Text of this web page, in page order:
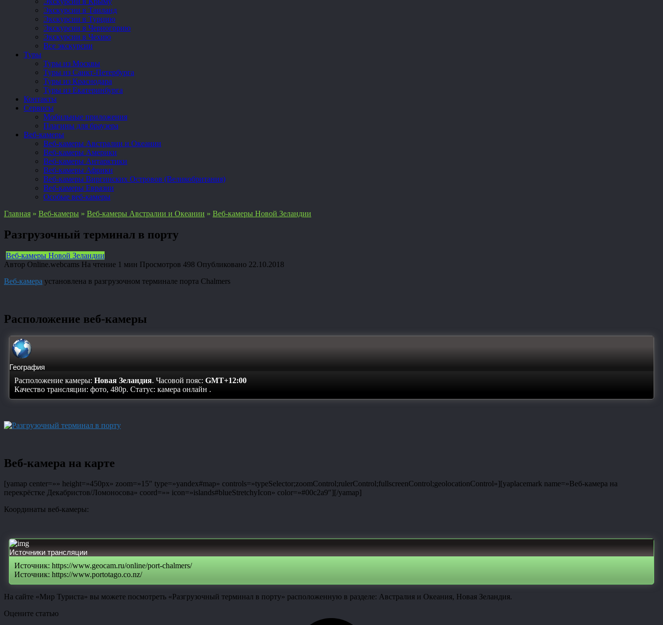
Экскурсии в Таиланд
Экскурсии в Турцию
Экскурсии в Черногорию
Экскурсии в Чехию
Все экскурсии
Туры
Туры из Москвы
Туры из Санкт-Петербурга
Туры из Краснодара
Туры из Екатеринбурга
Контакты
Сервисы
Мобильные приложения
Плагины для браузера
Веб-камеры
Веб-камеры Австралии и Океании
Веб-камеры Америки
Веб-камеры Антарктики
Веб-камеры Африки
Веб-камеры Виргинских Островов (Великобритания)
Веб-камеры Евразии
Особые веб-камеры
Главная » Веб-камеры » Веб-камеры Австралии и Океании » Веб-камеры Новой Зеландии
Разгрузочный терминал в порту
Веб-камеры Новой Зеландии
Автор Online.webcams На чтение 1 мин Просмотров 498 Опубликовано 22.10.2018
Веб-камера установлена в разгрузочном терминале порта Chalmers
Расположение веб-камеры
География
Расположение камеры: Новая Зеландия. Часовой пояс: GMT+12:00
Качество трансляции: фото, 480p. Статус: камера онлайн .
Веб-камера на карте
[yamap center=»» height=»450px» zoom=»15″ type=»yandex#map» controls=»typeSelector;zoomControl;rulerControl;fullscreenControl;geolocationControl»][yaplacemark name=»Веб-камера на
перекрёстке Декабристов/Ломоносова» coord=»» icon=»islands#blueStretchyIcon» color=»#00c2a9″][/yamap]
Координаты веб-камеры:
Источники трансляции
Источник: https://www.geocam.ru/online/port-chalmers/
Источник: https://www.portotago.co.nz/
На сайте «Мир Туриста» вы можете посмотреть «Разгрузочный терминал в порту» расположенную в разделе: Австралия и Океания, Новая Зеландия.
Оцените статью